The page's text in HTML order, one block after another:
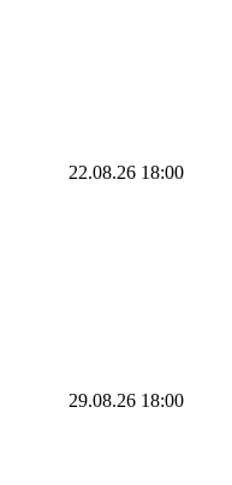
22.08.26 18:00
29.08.26 18:00